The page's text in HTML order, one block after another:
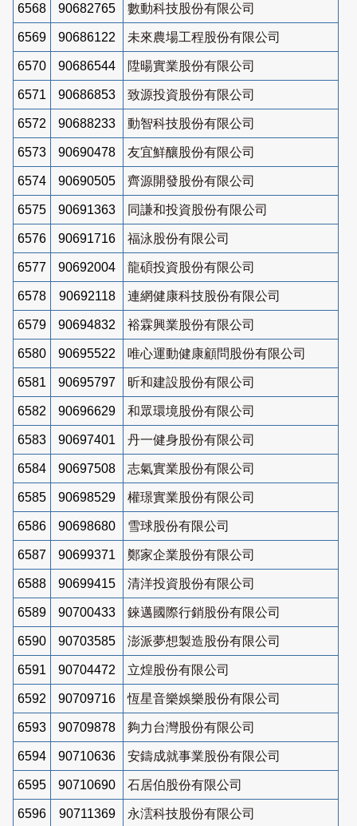
6568 90682765 數動科技股份有限公司
6569 90686122 未來農場工程股份有限公司
6570 90686544 陞暘實業股份有限公司
6571 90686853 致源投資股份有限公司
6572 90688233 動智科技股份有限公司
6573 90690478 友宜鮮釀股份有限公司
6574 90690505 齊源開發股份有限公司
6575 90691363 同謙和投資股份有限公司
6576 90691716 福泳股份有限公司
6577 90692004 龍碩投資股份有限公司
6578 90692118 連網健康科技股份有限公司
6579 90694832 裕霖興業股份有限公司
6580 90695522 唯心運動健康顧問股份有限公司
6581 90695797 昕和建設股份有限公司
6582 90696629 和眾環境股份有限公司
6583 90697401 丹一健身股份有限公司
6584 90697508 志氣實業股份有限公司
6585 90698529 權璟實業股份有限公司
6586 90698680 雪球股份有限公司
6587 90699371 鄭家企業股份有限公司
6588 90699415 清洋投資股份有限公司
6589 90700433 錸邁國際行銷股份有限公司
6590 90703585 澎派夢想製造股份有限公司
6591 90704472 立煌股份有限公司
6592 90709716 恆星音樂娛樂股份有限公司
6593 90709878 夠力台灣股份有限公司
6594 90710636 安鑄成就事業股份有限公司
6595 90710690 石居伯股份有限公司
6596 90711369 永澐科技股份有限公司